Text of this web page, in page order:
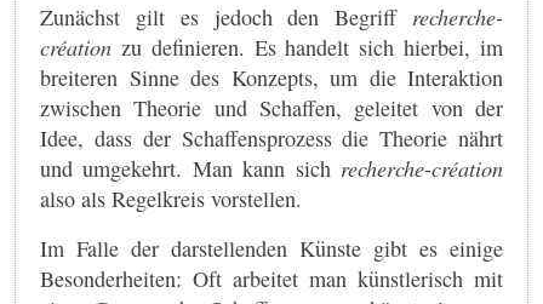
Zunächst gilt es jedoch den Begriff recherche-
création zu definieren. Es handelt sich hierbei, im
breiteren Sinne des Konzepts, um die Interaktion
zwischen Theorie und Schaffen, geleitet von der
Idee, dass der Schaffensprozess die Theorie nährt
und umgekehrt. Man kann sich recherche-création
also als Regelkreis vorstellen.
Im Falle der darstellenden Künste gibt es einige
Besonderheiten: Oft arbeitet man künstlerisch mit